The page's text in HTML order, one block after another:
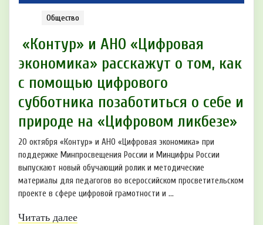
Общество
«Контур» и АНО «Цифровая
экономика» расскажут о том, как
с помощью цифрового
субботника позаботиться о себе и
природе на «Цифровом ликбезе»
20 октября «Контур» и АНО «Цифровая экономика» при
поддержке Минпросвещения России и Минцифры России
выпускают новый обучающий ролик и методические
материалы для педагогов во всероссийском просветительском
проекте в сфере цифровой грамотности и ...
Читать далее